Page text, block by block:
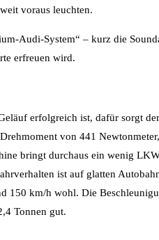
voraus leuchten.
Audi-System“ – kurz die
erfreuen wird.
erfolgreich ist, dafür sorgt
von 441
bringt durchaus ein wenig
ist auf glatten
150 km/h wohl. Die
Tonnen gut.